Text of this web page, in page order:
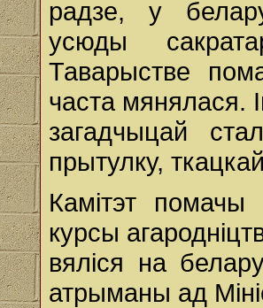
радзе, у
усюды
Таварыстве
часта мянялася.
загадчыцай
прытулку,
Камітэт
курсы
вяліся на
атрыманы ад